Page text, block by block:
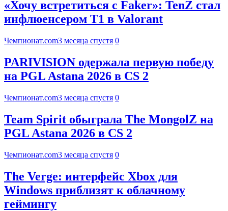
«Хочу встретиться с Faker»: TenZ стал
инфлюенсером T1 в Valorant
Чемпионат.com3 месяца спустя 0
PARIVISION одержала первую победу
на PGL Astana 2026 в CS 2
Чемпионат.com3 месяца спустя 0
Team Spirit обыграла The MongolZ на
PGL Astana 2026 в CS 2
Чемпионат.com3 месяца спустя 0
The Verge: интерфейс Xbox для
Windows приблизят к облачному
геймингу